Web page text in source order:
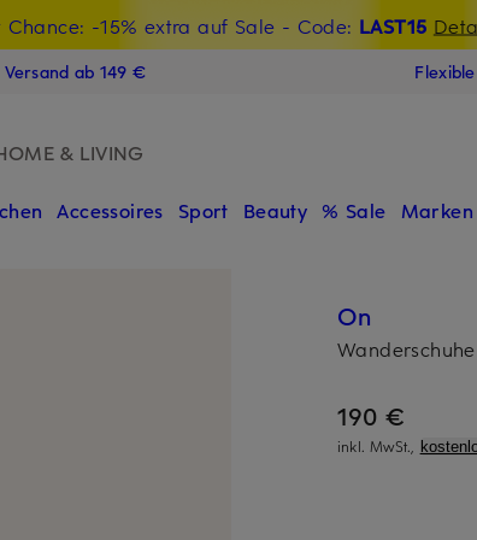
Chance: -15% extra auf Sale - Code: LAST15
Willkommensgutschein mit Beyond sichern
ab 149 €
& LIVING
Accessoires Sport Beauty % Sale Marken
On
190 €
inkl. MwSt.,